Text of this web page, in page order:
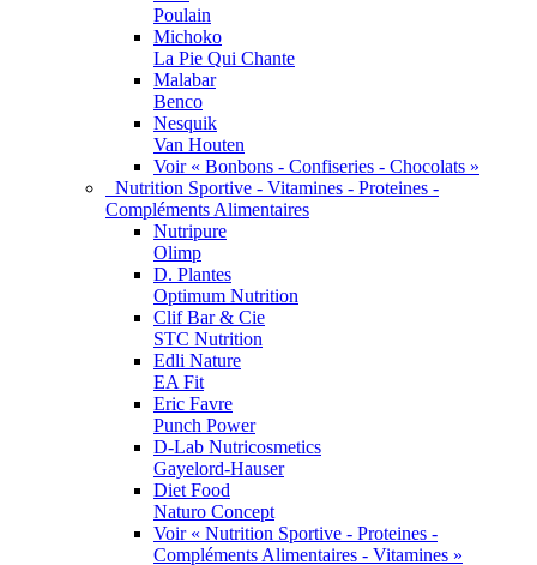
Poulain
Michoko
La Pie Qui Chante
Malabar
Benco
Nesquik
Van Houten
Voir « Bonbons - Confiseries - Chocolats »
Nutrition Sportive - Vitamines - Proteines -
Compléments Alimentaires
Nutripure
Olimp
D. Plantes
Optimum Nutrition
Clif Bar & Cie
STC Nutrition
Edli Nature
EA Fit
Eric Favre
Punch Power
D-Lab Nutricosmetics
Gayelord-Hauser
Diet Food
Naturo Concept
Voir « Nutrition Sportive - Proteines -
Compléments Alimentaires - Vitamines »